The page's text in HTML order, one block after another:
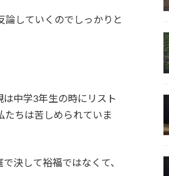
していくのでしっかりと
中学3年生の時にリスト
たちは苦しめられていま
決して裕福ではなくて、